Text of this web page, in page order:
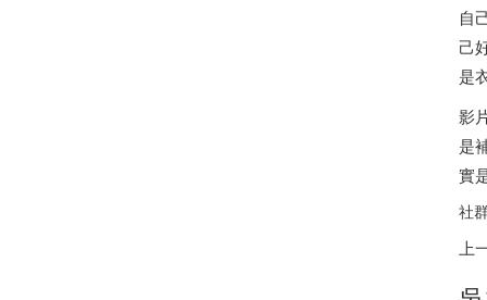
自
己
是
影
是
實
社
上